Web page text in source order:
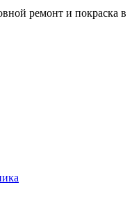
ремонт и покраска в